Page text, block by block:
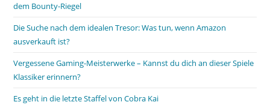
dem Bounty-Riegel
Die Suche nach dem idealen Tresor: Was tun, wenn Amazon
ausverkauft ist?
Vergessene Gaming-Meisterwerke – Kannst du dich an dieser Spiele
Klassiker erinnern?
Es geht in die letzte Staffel von Cobra Kai